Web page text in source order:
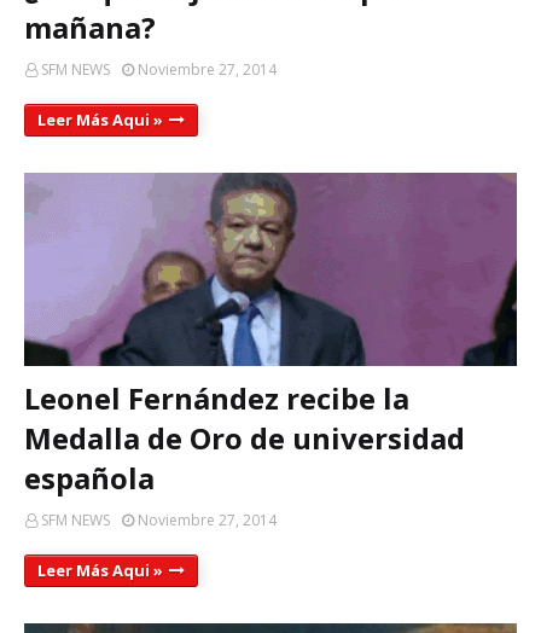
mañana?
SFM NEWS Noviembre 27, 2014
Leer Más Aqui »
Leonel Fernández recibe la
Medalla de Oro de universidad
española
SFM NEWS Noviembre 27, 2014
Leer Más Aqui »